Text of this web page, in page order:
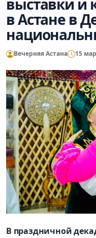
выставки и
в Астане в
Вечерняя Астана 15
В праздничной